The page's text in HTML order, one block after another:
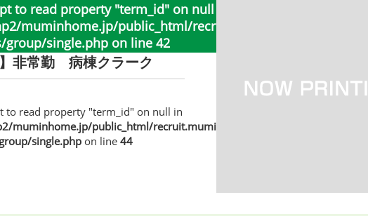
to read property "term_id" on null in
muminhome.jp/public_html/recruit.muminhome.jp/wp/wp-
group/single.php on line 42
】非常勤 病棟クラーク
to read property "term_id" on null in
muminhome.jp/public_html/recruit.muminhome.jp/wp/wp-
single.php on line 44